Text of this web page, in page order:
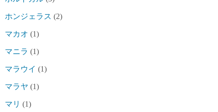
ホンジェラス (2)
マカオ (1)
マニラ (1)
マラウイ (1)
マラヤ (1)
マリ (1)